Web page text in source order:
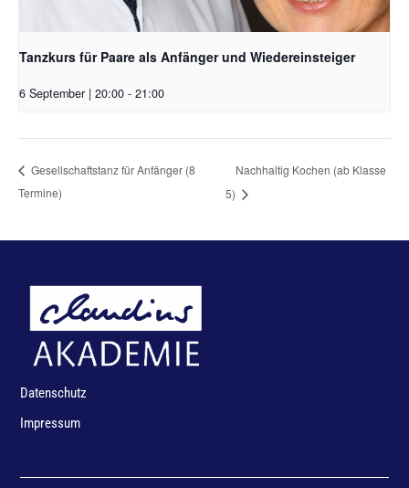
Tanzkurs für Paare als Anfänger und Wiedereinsteiger
6 September | 20:00 - 21:00
Gesellschaftstanz für Anfänger (8
Termine)
Nachhaltig Kochen (ab Klasse
5)
Datenschutz
Impressum